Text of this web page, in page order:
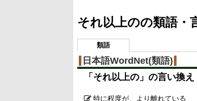
それ以上のの類語・
類語
日本語WordNet(類語)
「 それ以上の 」の言い換
特に程度が、より離れている